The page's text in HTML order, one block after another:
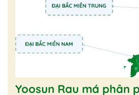
Yoosun Rau má phân